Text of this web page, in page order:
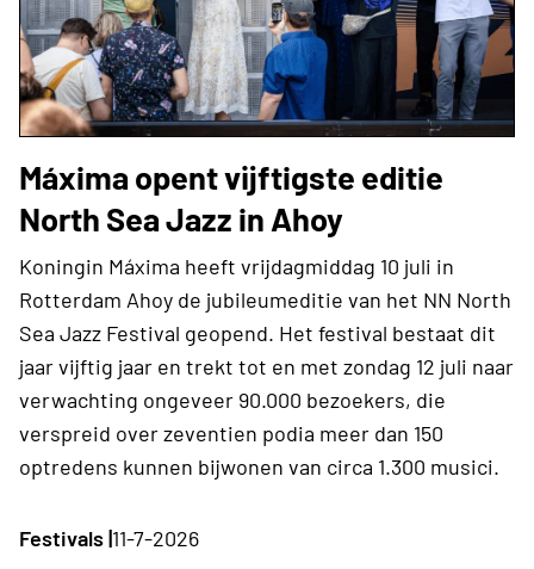
Máxima opent vijftigste editie
North Sea Jazz in Ahoy
Koningin Máxima heeft vrijdagmiddag 10 juli in
Rotterdam Ahoy de jubileumeditie van het NN North
Sea Jazz Festival geopend. Het festival bestaat dit
jaar vijftig jaar en trekt tot en met zondag 12 juli naar
verwachting ongeveer 90.000 bezoekers, die
verspreid over zeventien podia meer dan 150
optredens kunnen bijwonen van circa 1.300 musici.
Festivals |11-7-2026